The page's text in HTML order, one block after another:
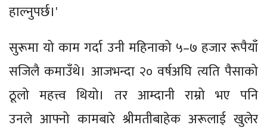
हाल्नुपर्छ।'
सुरूमा यो काम गर्दा उनी महिनाको ५–७ हजार रूपैयाँ
सजिलै कमाउँथे। आजभन्दा २० वर्षअघि त्यति पैसाको
ठूलो महत्त्व थियो। तर आम्दानी राम्रो भए पनि
उनले आफ्नो कामबारे श्रीमतीबाहेक अरूलाई खुलेर